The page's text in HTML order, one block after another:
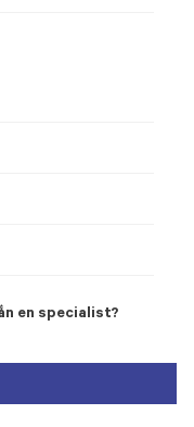
en specialist?